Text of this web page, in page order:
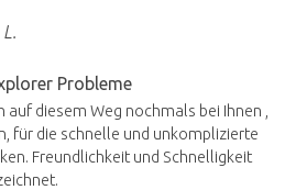
Probleme
diesem Weg nochmals bei Ihnen ,
für die schnelle und unkomplizierte
Freundlichkeit und Schnelligkeit